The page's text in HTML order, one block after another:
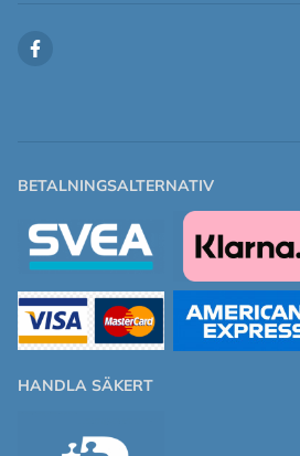
BETALNINGSALTERNATIV
HANDLA SÄKERT